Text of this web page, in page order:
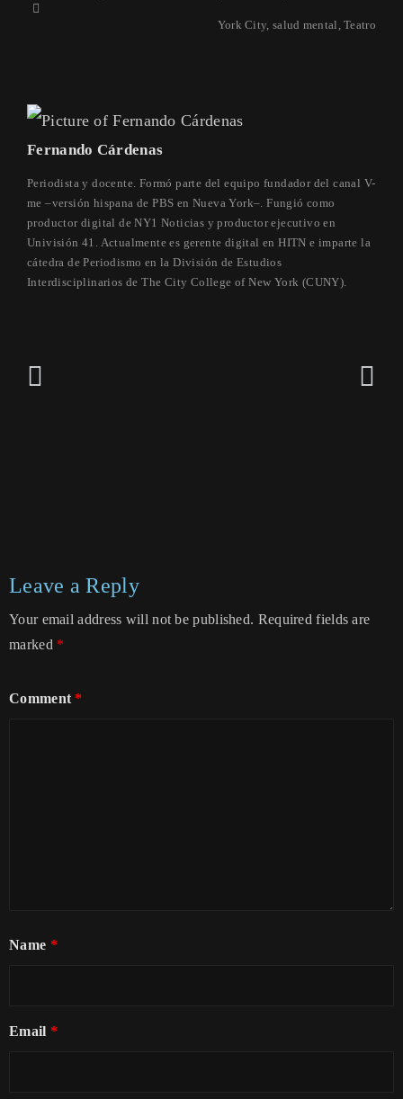
Fernando Cárdenas
Periodista y docente. Formó parte del equipo fundador del canal V-
me –versión hispana de PBS en Nueva York–. Fungió como
productor digital de NY1 Noticias y productor ejecutivo en
Univisión 41. Actualmente es gerente digital en HITN e imparte la
cátedra de Periodismo en la División de Estudios
Interdisciplinarios de The City College of New York (CUNY).
York City salud mental ,Teatro
Leave a Reply
Your email address will not be published. Required fields are
marked *
Comment *
Name *
Email *